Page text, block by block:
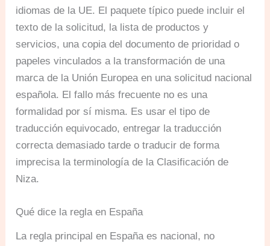
idiomas de la UE. El paquete típico puede incluir el
texto de la solicitud, la lista de productos y
servicios, una copia del documento de prioridad o
papeles vinculados a la transformación de una
marca de la Unión Europea en una solicitud nacional
española. El fallo más frecuente no es una
formalidad por sí misma. Es usar el tipo de
traducción equivocado, entregar la traducción
correcta demasiado tarde o traducir de forma
imprecisa la terminología de la Clasificación de
Niza.
Qué dice la regla en España
La regla principal en España es nacional, no